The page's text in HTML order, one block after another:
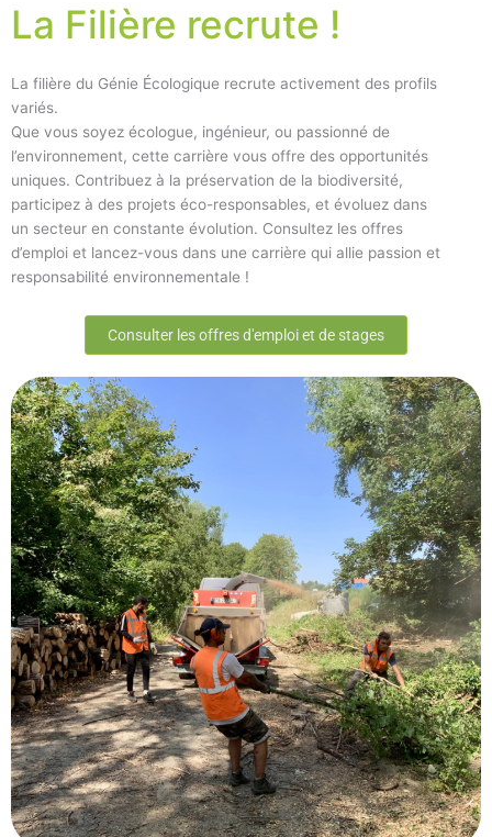
La Filière recrute !
La filière du Génie Écologique recrute activement des profils
variés.
Que vous soyez écologue, ingénieur, ou passionné de
l’environnement, cette carrière vous offre des opportunités
uniques. Contribuez à la préservation de la biodiversité,
participez à des projets éco-responsables, et évoluez dans
un secteur en constante évolution. Consultez les offres
d’emploi et lancez-vous dans une carrière qui allie passion et
responsabilité environnementale !
Consulter les offres d'emploi et de stages